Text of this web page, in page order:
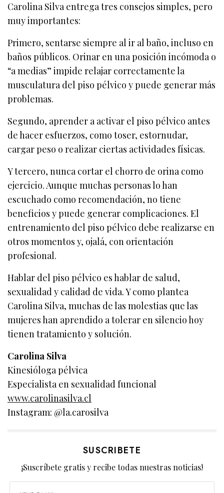
Carolina Silva entrega tres consejos simples, pero
muy importantes:
Primero, sentarse siempre al ir al baño, incluso en
baños públicos. Orinar en una posición incómoda o
“a medias” impide relajar correctamente la
musculatura del piso pélvico y puede generar más
problemas.
Segundo, aprender a activar el piso pélvico antes
de hacer esfuerzos, como toser, estornudar,
cargar peso o realizar ciertas actividades físicas.
Y tercero, nunca cortar el chorro de orina como
ejercicio. Aunque muchas personas lo han
escuchado como recomendación, no tiene
beneficios y puede generar complicaciones. El
entrenamiento del piso pélvico debe realizarse en
otros momentos y, ojalá, con orientación
profesional.
Hablar del piso pélvico es hablar de salud,
sexualidad y calidad de vida. Y como plantea
Carolina Silva, muchas de las molestias que las
mujeres han aprendido a tolerar en silencio hoy
tienen tratamiento y solución.
Carolina Silva
Kinesióloga pélvica
Especialista en sexualidad funcional
www.carolinasilva.cl
Instagram: @la.carosilva
SUSCRIBETE
¡Suscríbete gratis y recibe todas nuestras noticias!